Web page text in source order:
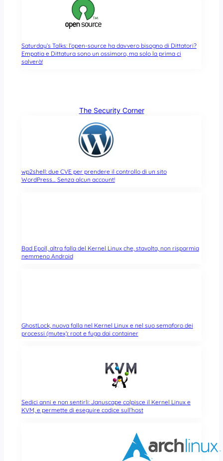
Saturday’s Talks: l’open-source ha davvero bisogno di Dittatori?
Empatia e Dittatura sono un ossimoro, ma solo la prima ci
salverà!
The Security Corner
wp2shell: due CVE per prendere il controllo di un sito
WordPress… Senza alcun account!
Bad Epoll, altra falla del Kernel Linux che, stavolta, non risparmia
nemmeno Android
GhostLock, nuova falla nel Kernel Linux e nel suo semaforo dei
processi (mutex): root e fuga dai container
Sedici anni e non sentirli: Januscape colpisce il Kernel Linux e
KVM, e permette di eseguire codice sull’host